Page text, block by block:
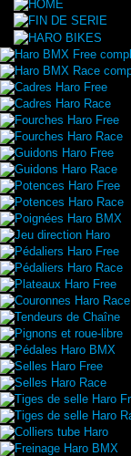
Haro BMX Free
Haro BMX Race
Cadres Haro Free
Cadres Haro Race
Fourches Haro Free
Fourches Haro Race
Guidons Haro Free
Guidons Haro Race
Potences Haro Free
Potences Haro Race
Poignées Haro BMX
Jeu direction Haro
Pédaliers Haro Free
Pédaliers Haro Race
Plateaux Haro Free
Couronnes Haro Race
Tendeurs de Chaîne
Pignons et roue-libre
Pédales Haro BMX
Selles Haro Free
Selles Haro Race
Tiges de selle Haro
Tiges de selle Haro
Colliers tube Haro
Freinage Haro BMX